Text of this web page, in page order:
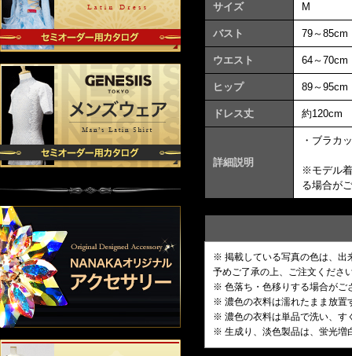
サイズ M
バスト 79～85cm
ウエスト 64～70cm
ヒップ 89～95cm
ドレス丈 約120cm
詳細説明
・ブラカ
※モデル
る場合が
※ 掲載している写真の色は、出
予めご了承の上、ご注文くださ
※ 色落ち・色移りする場合がご
※ 濃色の衣料は濡れたまま放置
※ 濃色の衣料は単品で洗い、す
※ 生成り、淡色製品は、蛍光増